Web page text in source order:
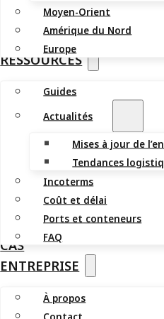
Moyen-Orient
Amérique du Nord
Europe
RESSOURCES
Guides
Actualités
Mises à jour de
Tendances
Incoterms
Coût et délai
Ports et conteneurs
FAQ
CAS
ENTREPRISE
À propos